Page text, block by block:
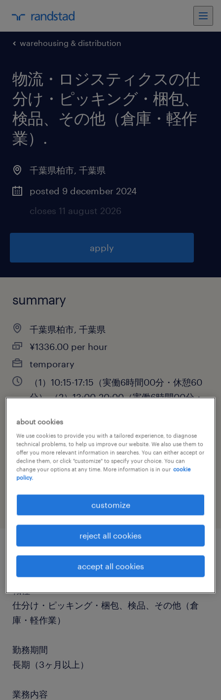
warehousing & distribution
物流・ロジスティクスの仕
分け・ピッキング・梱包、
検品、その他（倉庫・軽作
業） .
千葉県柏市, 千葉県
posted 9 december 2024
closes 11 august 2026
apply
summary
千葉県柏市, 千葉県
¥1336.00 per hour
temporary
（1）10:15-17:15（実働6時間00分・休憩60
分）,（2）13:00-20:00（実働6時間00分・
00分・休憩60分）
job category
job details
職種
仕分け・ピッキング・梱包、検品、その他（倉
庫・軽作業）
勤務期間
長期（3ヶ月以上）
業務内容
about cookies
We use cookies to provide you with a tailored experience, to diagnose
technical problems, to help us improve our website. We also use them to
offer you more relevant information in searches. You can either accept or
decline them, or click "customize" to specify your choice. You can
change your options at any time. More information is in our cookie
policy.
customize
reject all cookies
accept all cookies